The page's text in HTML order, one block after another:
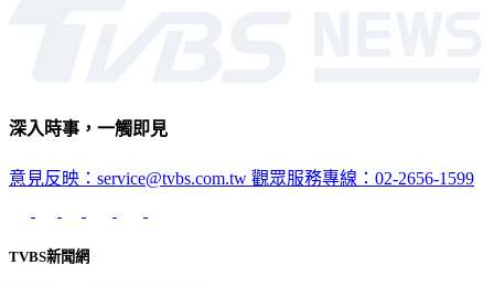
深入時事，一觸即見
意見反映：service@tvbs.com.tw 觀眾服務專線：02-2656-1599
TVBS新聞網